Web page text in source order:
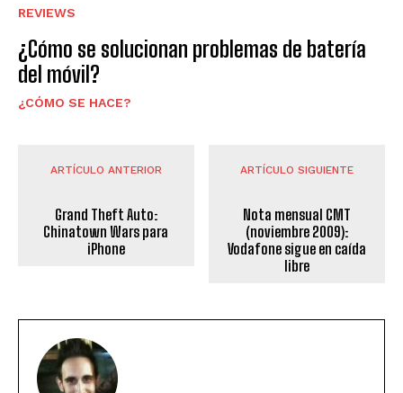
REVIEWS
¿Cómo se solucionan problemas de batería
del móvil?
¿CÓMO SE HACE?
ARTÍCULO ANTERIOR
Grand Theft Auto:
Chinatown Wars para
iPhone
ARTÍCULO SIGUIENTE
Nota mensual CMT
(noviembre 2009):
Vodafone sigue en caída
libre